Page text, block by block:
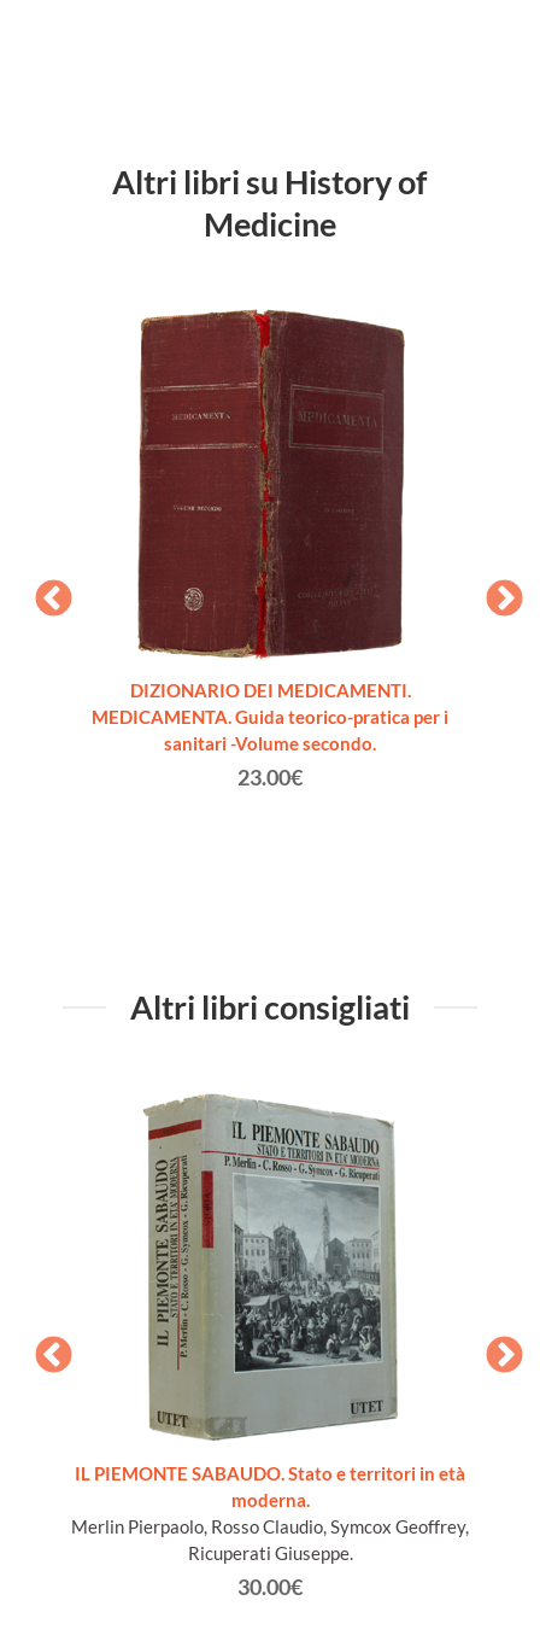
Altri libri su History of
Medicine
DIZIONARIO DEI MEDICAMENTI.
MEDICAMENTA. Guida teorico-pratica per i
sanitari -Volume secondo.
23.00€
Altri libri consigliati
IL PIEMONTE SABAUDO. Stato e territori in età
moderna.
Merlin Pierpaolo, Rosso Claudio, Symcox Geoffrey,
Ricuperati Giuseppe.
30.00€